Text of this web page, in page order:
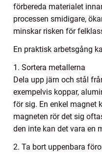
förbereda materialet
processen smidigare,
minskar risken för
En praktisk arbetsgång
1. Sortera metallerna
Dela upp järn och stål
exempelvis koppar,
för sig. En enkel magnet
magneten rör det sig
den inte kan det vara en
2. Ta bort uppenbara